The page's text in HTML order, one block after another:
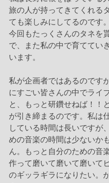
旅の人が持ってきてくれる
ても楽しみにしてるのです。
今回もたっくさんのタネを
で、また私の中で育ててい
います。
私が企画者ではあるのです
にすごい皆さんの中でライ
と、もっと研鑽せねば！！
が引き締まるのです。私は
している時間は長いですが
めの音楽の時間は少ないか
ん。もっと自分のための音
作って磨いて磨いて磨いて
のギッラギラになりたい。